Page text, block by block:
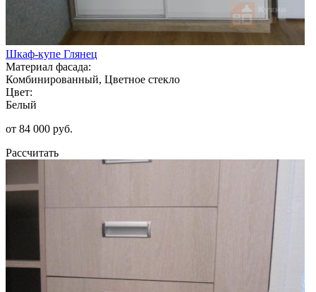
Шкаф-купе Глянец
Материал фасада:
Комбинированный, Цветное стекло
Цвет:
Белый
от 84 000 руб.
Рассчитать